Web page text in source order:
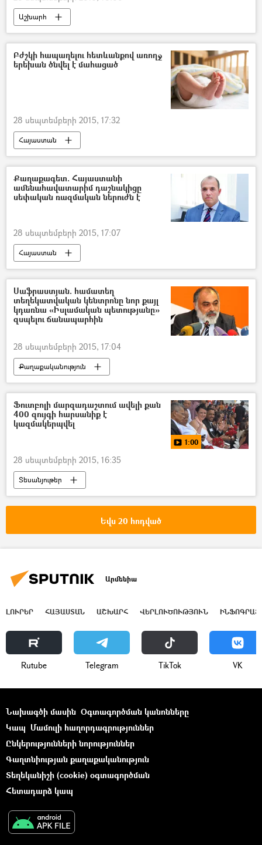
Աշխարհ
Բժշկի հապաղելու հետևանքով առողջ
երեխան ծնվել է մահացած
28 սեպտեմբերի 2015, 17:32
Հայաստան
Քաղաքագետ. Հայաստանի
ամենահավատարիմ դաշնակիցը
սեփական ռազմական ներուժն է
28 սեպտեմբերի 2015, 17:07
Հայաստան
Սաֆրաստյան. համատեղ
տեղեկատվական կենտրոնը նոր քայլ
կդառնա «Իսլամական պետությանը»
զսպելու ճանապարհին
28 սեպտեմբերի 2015, 17:04
Քաղաքականություն
Ֆուտբոլի մարզադաշտում ավելի քան
400 զույգի հարսանիք է
կազմակերպվել
1:00
28 սեպտեմբերի 2015, 16:35
Տեսանյութեր
Եվս 20 հոդված
Արմենիա
ԼՈՒՐԵՐ ՀԱՅԱՍՏԱՆ ԱՇԽԱՐՀ ՎԵՐԼՈՒԾՈՒԹՅՈՒՆ
Rutube Telegram ТikТоk VK
Նախագծի մասին Օգտագործման կանոնները
Կապ Մամուլի հաղորդագրություններ
Ընկերությունների նորություններ
Գաղտնիության քաղաքականություն
Տեղեկանիշի (cookie) օգտագործման
Հետադարձ կապ